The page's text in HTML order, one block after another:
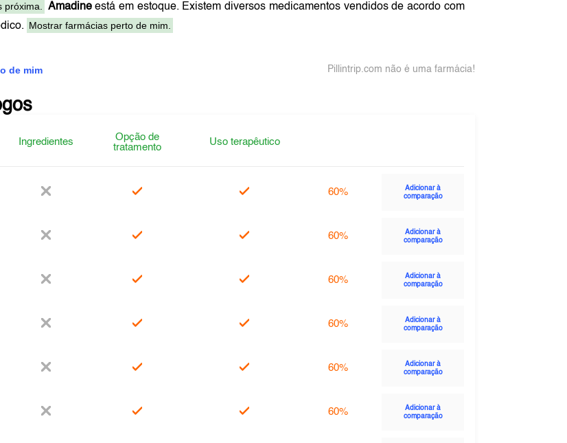
próxima. Amadineestá em estoque. Existem diversos medicamentos vendidos de acordo com
Mostrar farmácias perto de mim.
de mim Pillintrip.com não é uma farmácia!
Ingredientes
Opção de
tratamento
Uso terapêutico
60%
Adicionar à
comparação
60%
Adicionar à
comparação
60%
Adicionar à
comparação
60%
Adicionar à
comparação
60%
Adicionar à
comparação
60%
Adicionar à
comparação